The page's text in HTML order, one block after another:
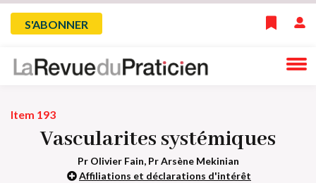
Skip
navigation
Menu
du
l'utilisateur
S'ABONNER
Item 193
Vascularites systémiques
Pr Olivier Fain, Pr Arsène Mekinian
Affiliations et déclarations d'intérêt